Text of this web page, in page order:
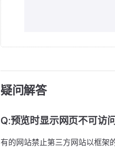
疑问解答
Q:预览时显示网页不可访问
有的网站禁止第三方网站以框架